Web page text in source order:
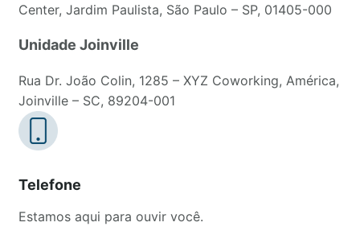
Center, Jardim Paulista, São Paulo – SP, 01405-000
Unidade Joinville
Rua Dr. João Colin, 1285 – XYZ Coworking, América,
Joinville – SC, 89204-001
Telefone
Estamos aqui para ouvir você.